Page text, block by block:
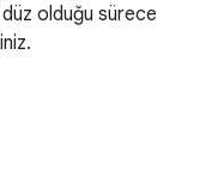
olduğu sürece